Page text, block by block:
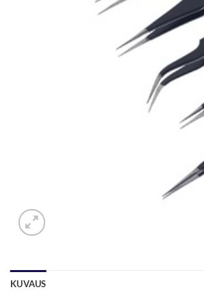
KUVAUS